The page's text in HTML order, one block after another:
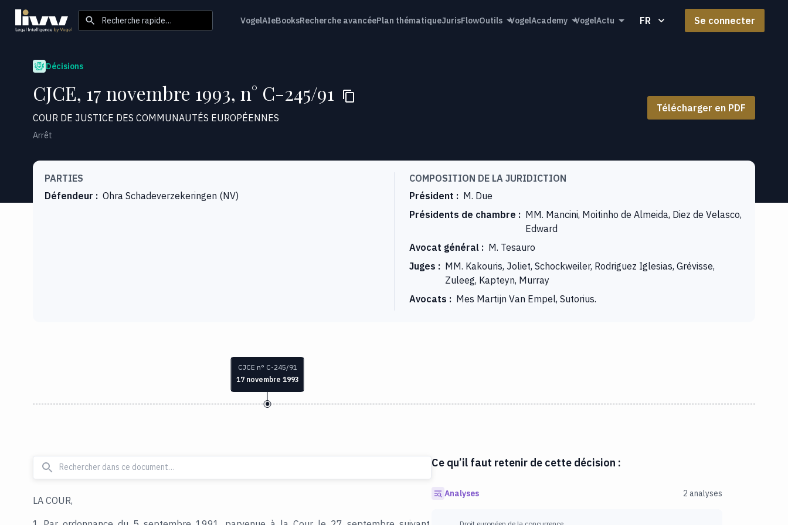
Recherche rapide… VogelAIeBooksRecherche avancéePlan thématiqueJurisFlowOutils VogelAcademy VogelActu FR Se connecter
Décisions
CJCE, 17 novembre 1993, n° C-245/91
COUR DE JUSTICE DES COMMUNAUTÉS EUROPÉENNES
Télécharger en PDF
Arrêt
PARTIES
Défendeur : Ohra Schadeverzekeringen (NV)
COMPOSITION DE LA JURIDICTION
Président : M. Due
Présidents de chambre : MM. Mancini, Moitinho de Almeida, Diez de Velasco,
Edward
Avocat général : M. Tesauro
Juges : MM. Kakouris, Joliet, Schockweiler, Rodriguez Iglesias, Grévisse,
Zuleeg, Kapteyn, Murray
Avocats : Mes Martijn Van Empel, Sutorius.
CJCE n° C-245/91
17 novembre 1993
LA COUR,
Ce qu’il faut retenir de cette décision :
Analyses 2 analyses